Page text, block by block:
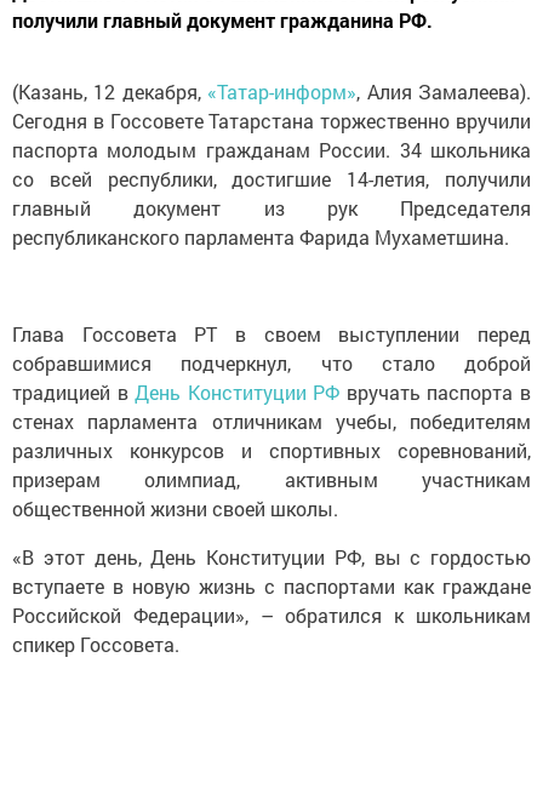
получили главный документ гражданина РФ.
(Казань, 12 декабря, «Татар-информ», Алия Замалеева).
Сегодня в Госсовете Татарстана торжественно вручили
паспорта молодым гражданам России. 34 школьника
со всей республики, достигшие 14-летия, получили
главный документ из рук Председателя
республиканского парламента Фарида Мухаметшина.
Глава Госсовета РТ в своем выступлении перед
собравшимися подчеркнул, что стало доброй
традицией вДень Конституции РФ вручать паспорта в
стенах парламента отличникам учебы, победителям
различных конкурсов и спортивных соревнований,
призерам олимпиад, активным участникам
общественной жизни своей школы.
«В этот день, День Конституции РФ, вы с гордостью
вступаете в новую жизнь с паспортами как граждане
Российской Федерации», – обратился к школьникам
спикер Госсовета.